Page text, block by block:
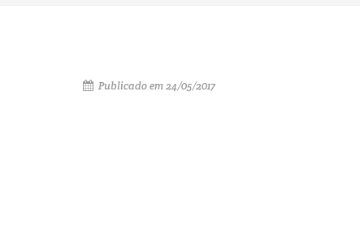
Publicado em 24/05/2017